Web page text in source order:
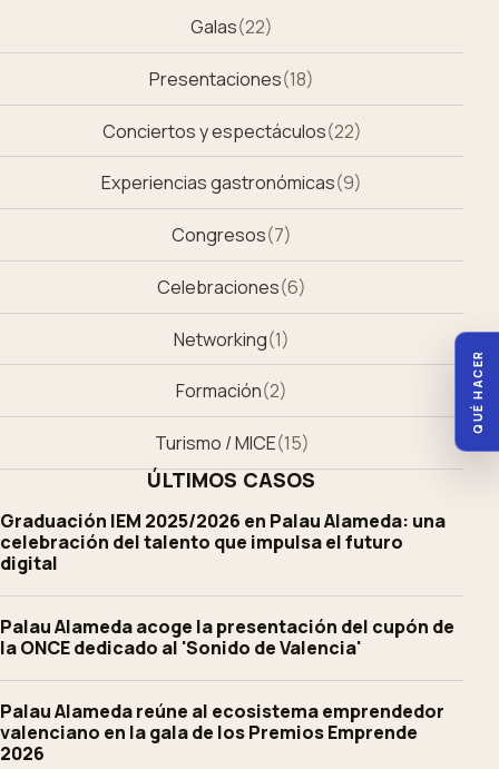
QUÉ HACER
Galas(22)
Presentaciones(18)
Conciertos y espectáculos(22)
Experiencias gastronómicas(9)
Congresos(7)
Celebraciones(6)
Networking(1)
Formación(2)
Turismo / MICE(15)
ÚLTIMOS CASOS
Graduación IEM 2025/2026 en Palau Alameda: una
celebración del talento que impulsa el futuro
digital
Palau Alameda acoge la presentación del cupón de
la ONCE dedicado al 'Sonido de Valencia'
Palau Alameda reúne al ecosistema emprendedor
valenciano en la gala de los Premios Emprende
2026